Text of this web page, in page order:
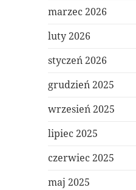
marzec 2026
luty 2026
styczeń 2026
grudzień 2025
wrzesień 2025
lipiec 2025
czerwiec 2025
maj 2025